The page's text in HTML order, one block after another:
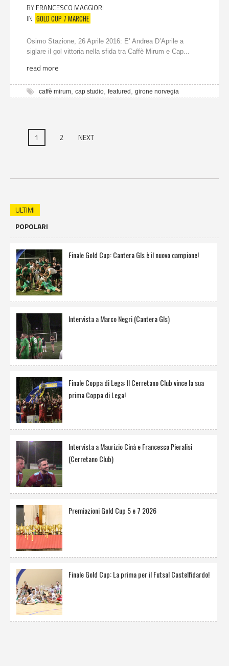
BY FRANCESCO MAGGIORI
IN GOLD CUP 7 MARCHE
Osimo Stazione, 26 Aprile 2016: E’ Andrea D’Aprile a
siglare il gol vittoria nella sfida tra Caffè Mirum e Cap...
read more
caffè mirum cap studio featured girone norvegia
1 2 NEXT
ULTIMI
POPOLARI
Finale Gold Cup: Cantera Gls è il nuovo campione!
Intervista a Marco Negri (Cantera Gls)
Finale Coppa di Lega: Il Cerretano Club vince la sua
prima Coppa di Lega!
Intervista a Maurizio Cinà e Francesco Pieralisi
(Cerretano Club)
Premiazioni Gold Cup 5 e 7 2026
Finale Gold Cup: La prima per il Futsal Castelfidardo!